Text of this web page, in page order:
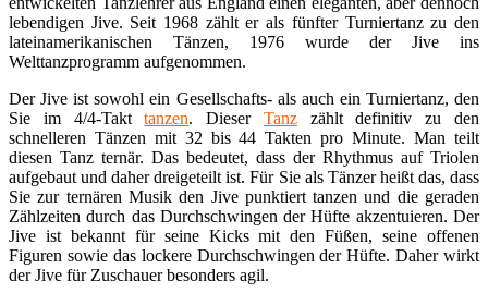
lebendigen Jive. Seit 1968 zählt er als fünfter Turniertanz zu den
lateinamerikanischen Tänzen, 1976 wurde der Jive ins
Welttanzprogramm aufgenommen.
Der Jive ist sowohl ein Gesellschafts- als auch ein Turniertanz, den
Sie im 4/4-Takttanzen. Dieser Tanzzählt definitiv zu den
schnelleren Tänzen mit 32 bis 44 Takten pro Minute. Man teilt
diesen Tanz ternär. Das bedeutet, dass der Rhythmus auf Triolen
aufgebaut und daher dreigeteilt ist. Für Sie als Tänzer heißt das, dass
Sie zur ternären Musik den Jive punktiert tanzen und die geraden
Zählzeiten durch das Durchschwingen der Hüfte akzentuieren. Der
Jive ist bekannt für seine Kicks mit den Füßen, seine offenen
Figuren sowie das lockere Durchschwingen der Hüfte. Daher wirkt
der Jive für Zuschauer besonders agil.